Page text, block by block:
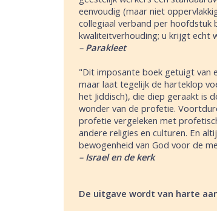
eenvoudig (maar niet
collegiaal verband per hoofdstuk
kwaliteitverhouding; u krijgt echt
– Parakleet
"Dit imposante boek getuigt van
maar laat tegelijk de harteklop
het Jiddisch), die diep geraakt is
wonder van de profetie.
profetie vergeleken met
andere religies en culturen. En
bewogenheid van God voor de
– Israel en de kerk
De uitgave wordt van harte